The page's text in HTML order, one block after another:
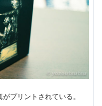
プリントされている。